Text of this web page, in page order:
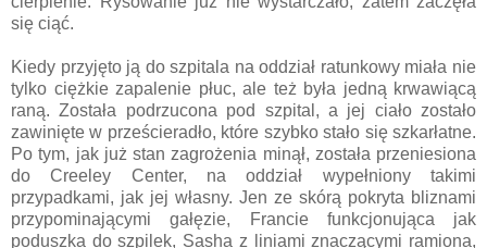
się ciąć.
Kiedy przyjęto ją do szpitala na oddział ratunkowy miała nie
tylko ciężkie zapalenie płuc, ale też była jedną krwawiącą
raną. Została podrzucona pod szpital, a jej ciało zostało
zawinięte w prześcieradło, które szybko stało się szkarłatne.
Po tym, jak już stan zagrożenia minął, została przeniesiona
do Creeley Center, na oddział wypełniony takimi
przypadkami, jak jej własny. Jen ze skórą pokryta bliznami
przypominającymi gałęzie, Francie funkcjonująca jak
poduszka do szpilek, Sasha z liniami znaczącymi ramiona,